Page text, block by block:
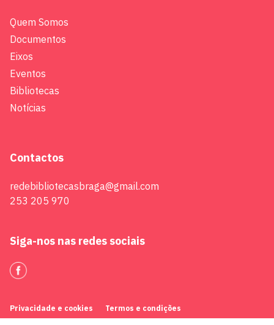
Quem Somos
Documentos
Eixos
Eventos
Bibliotecas
Notícias
Contactos
redebibliotecasbraga@gmail.com
253 205 970
Siga-nos nas redes sociais
Privacidade e cookies Termos e condições